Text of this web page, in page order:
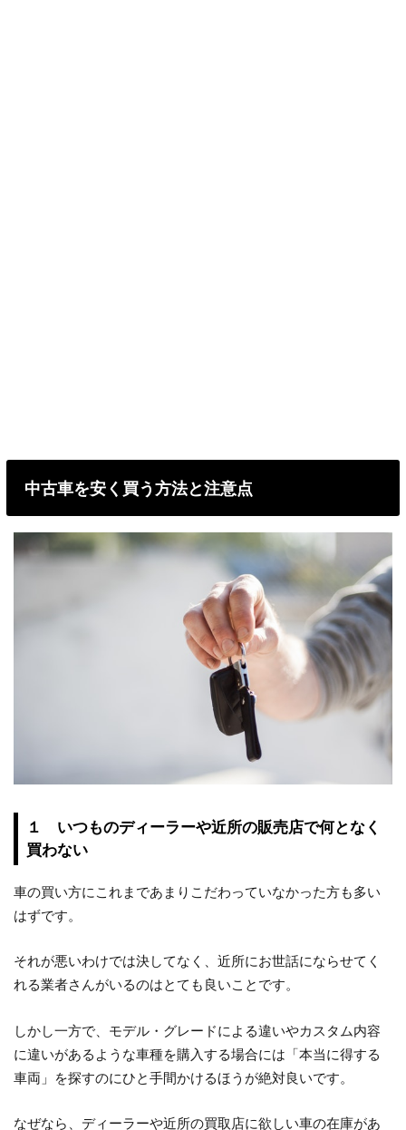
中古車を安く買う方法と注意点
１ いつものディーラーや近所の販売店で何となく
買わない
車の買い方にこれまであまりこだわっていなかった方も多い
はずです。
それが悪いわけでは決してなく、近所にお世話にならせてく
れる業者さんがいるのはとても良いことです。
しかし一方で、モデル・グレードによる違いやカスタム内容
に違いがあるような車種を購入する場合には「本当に得する
車両」を探すのにひと手間かけるほうが絶対良いです。
なぜなら、ディーラーや近所の買取店に欲しい車の在庫があ